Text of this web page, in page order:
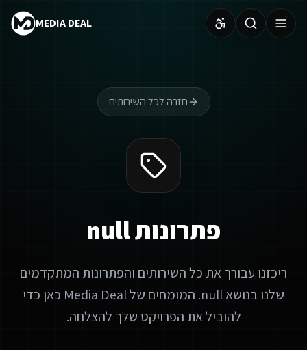
MEDIA DEAL
חזרה לכל השירותים
פתרונות null
ריכזנו עבורך את כל השירותים והפתרונות המתקדמים
שלנו בנושא null. המומחים של Media Deal כאן כדי
להוביל את הפרויקט שלך להצלחה.